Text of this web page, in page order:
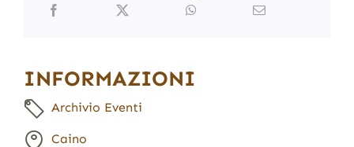
INFORMAZIONI
Archivio Eventi
Caino